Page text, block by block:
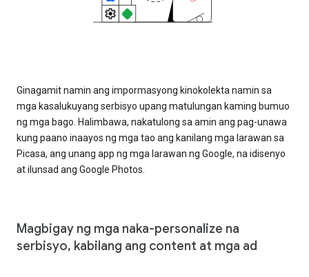
Ginagamit namin ang impormasyong kinokolekta namin sa
mga kasalukuyang serbisyo upang matulungan kaming bumuo
ng mga bago. Halimbawa, nakatulong sa amin ang pag-unawa
kung paano inaayos ng mga tao ang kanilang mga larawan sa
Picasa, ang unang app ng mga larawan ng Google, na idisenyo
at ilunsad ang Google Photos.
Magbigay ng mga naka-personalize na
serbisyo, kabilang ang content at mga ad